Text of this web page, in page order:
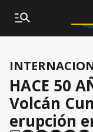
HACE 50
Volcán
erupción